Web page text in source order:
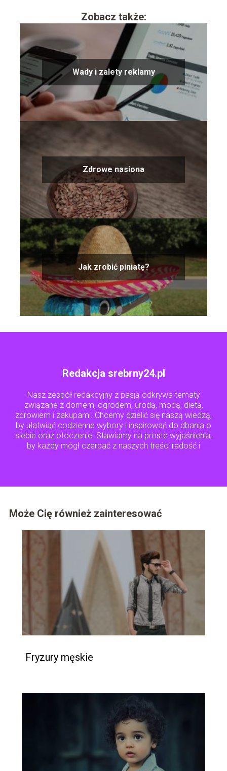
Zobacz także:
Wady i zalety reklamy
Zdrowe nasiona
Jak zrobić piniatę?
Redakcja srebrny24.pl
Nasz zespół redakcyjny z pasją odkrywa tematy
związane z domem, ogrodem, urodą, modą, dietą,
zdrowiem i zakupami. Chcemy dzielić się naszą wiedzą,
by ułatwiać codzienne wybory i inspirować do dbania o
siebie oraz otoczenie. Stawiamy na proste wyjaśnienia,
by każdy mógł czerpać z naszych treści radość i
Może Cię również zainteresować
Fryzury męskie